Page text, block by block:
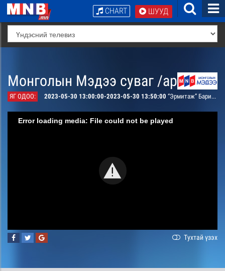
ШУУД
CHART
Монголын Мэдээ суваг /архив/
ЯГ ОДОО: 2023-05-30 13:00:00-2023-05-30 13:50:00 “Эрмитаж” Баримтат кино
Error loading media: File could not be played
Тухтай үзэх